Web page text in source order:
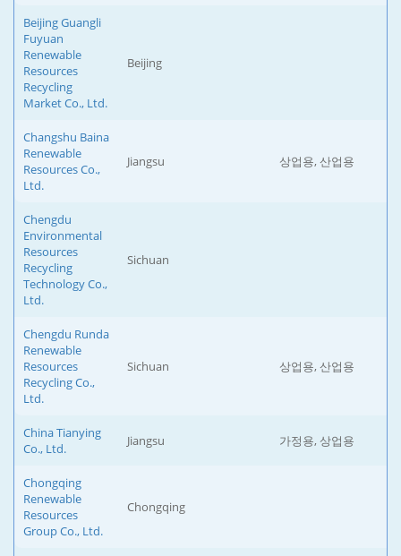
Beijing Guangli
Fuyuan
Renewable
Resources
Recycling
Market Co., Ltd.
Beijing
Changshu Baina
Renewable
Resources Co.,
Ltd.
Jiangsu 상업용, 산업용
Chengdu
Environmental
Resources
Recycling
Technology Co.,
Ltd.
Sichuan
Chengdu Runda
Renewable
Resources
Recycling Co.,
Ltd.
Sichuan 상업용, 산업용
China Tianying
Co., Ltd.
Jiangsu 가정용, 상업용
Chongqing
Renewable
Resources
Group Co., Ltd.
Chongqing